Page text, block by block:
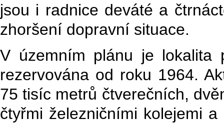
jsou i radnice deváté a
zhoršení dopravní situace.
V územním plánu je lokalita
rezervována od roku 1964.
75 tisíc metrů čtverečních,
čtyřmi železničními kolejemi